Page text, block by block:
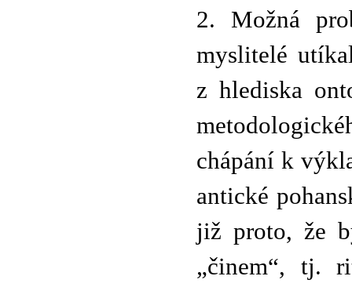
2. Možná
myslitelé
z hlediska
chápání k
antické
již proto, že
„činem“, tj.